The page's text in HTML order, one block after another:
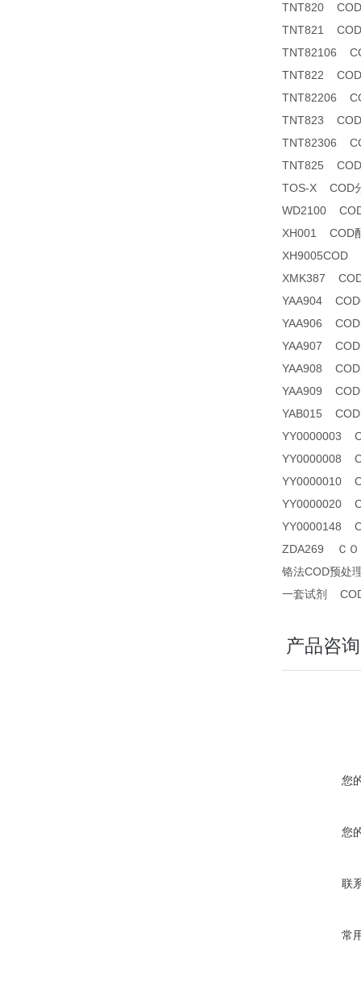
TNT820
TNT821
TNT82106
TNT822
TNT82206
TNT823
TNT82306
TNT825
TOS-X COD
WD2100
XH001 COD
XH9005COD
XMK387
YAA904 COD
YAA906
YAA907
YAA908
YAA909
YAB015
YY0000003
YY0000008
YY0000010
YY0000020
YY0000148
ZDA269 ＣＯ
铬法COD预处
一套试剂
产品咨询
您
您
联
常